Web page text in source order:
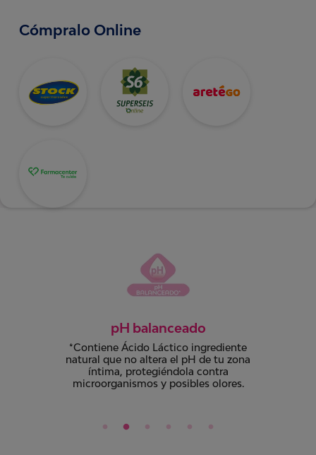
Cómpralo Online
Control olor
Úsalo diariamente para tu higiene íntima
y ayudar a controlar olores de la Zona V.